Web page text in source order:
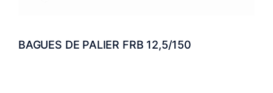
BAGUES DE PALIER FRB 12,5/150